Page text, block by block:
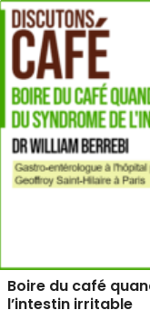
Boire du café
l’intestin irritable